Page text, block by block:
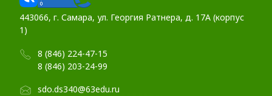
443066, г. Самара, ул. Георгия Ратнера, д. 17А (корпус
1)
8 (846) 224-47-15
8 (846) 203-24-99
sdo.ds340@63edu.ru